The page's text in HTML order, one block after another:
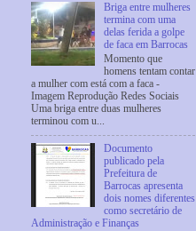
Briga entre mulheres
termina com uma
delas ferida a golpe
de faca em Barrocas
Momento que
homens tentam contar
a mulher com está com a faca -
Imagem Reprodução Redes Sociais
Uma briga entre duas mulheres
terminou com u...
Documento
publicado pela
Prefeitura de
Barrocas apresenta
dois nomes diferentes
como secretário de
Administração e Finanças